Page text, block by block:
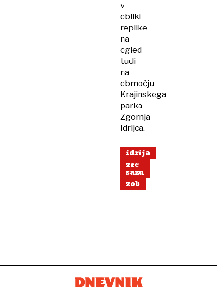
v
obliki
replike
na
ogled
tudi
na
območju
Krajinskega
parka
Zgornja
Idrijca.
idrija
zrc
sazu
zob